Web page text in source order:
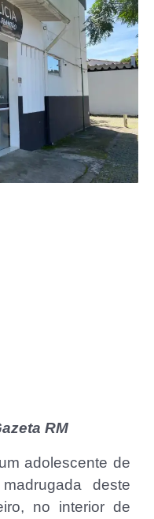
RM
adolescente de
deste
no interior de